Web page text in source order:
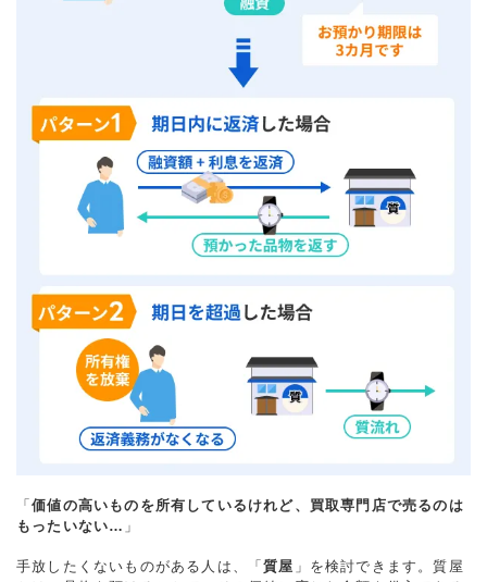
「価値の高いものを所有しているけれど、買取専門店で売るのは
もったいない… 」
手放したくないものがある人は、「質屋 」を検討できます。質屋